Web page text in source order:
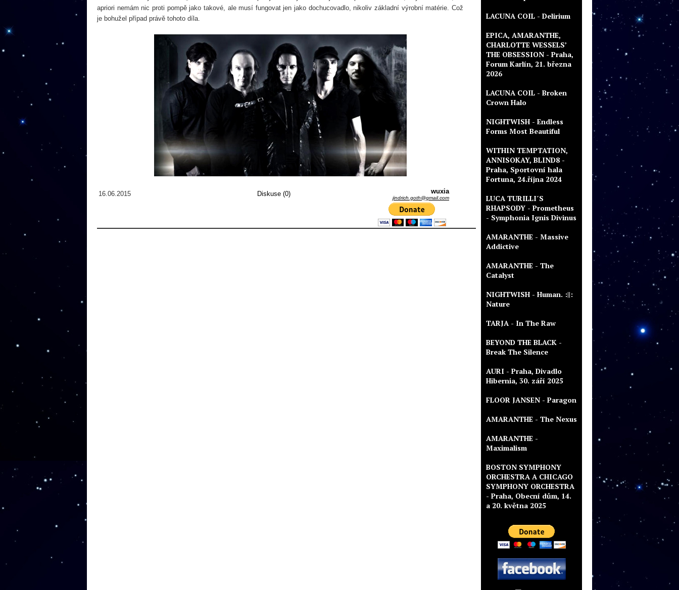
apriori nemám nic proti pompě jako takové, ale musí fungovat jen jako dochucovadlo, nikoliv základní výrobní matérie. Což
je bohužel případ právě tohoto díla.
16.06.2015 Diskuse (0) wuxia
jindrich.goth@gmail.com
LACUNA COIL - Delirium
EPICA, AMARANTHE,
CHARLOTTE WESSELS’
THE OBSESSION - Praha,
Forum Karlín, 21. března
2026
LACUNA COIL - Broken
Crown Halo
NIGHTWISH - Endless
Forms Most Beautiful
WITHIN TEMPTATION,
ANNISOKAY, BLIND8 -
Praha, Sportovní hala
Fortuna, 24.října 2024
LUCA TURILLI´S
RHAPSODY - Prometheus
- Symphonia Ignis Divinus
AMARANTHE - Massive
Addictive
AMARANTHE - The
Catalyst
NIGHTWISH - Human. :||:
Nature
TARJA - In The Raw
BEYOND THE BLACK -
Break The Silence
AURI - Praha, Divadlo
Hibernia, 30. září 2025
FLOOR JANSEN - Paragon
AMARANTHE - The Nexus
AMARANTHE -
Maximalism
BOSTON SYMPHONY
ORCHESTRA A CHICAGO
SYMPHONY ORCHESTRA
- Praha, Obecní dům, 14.
a 20. května 2025